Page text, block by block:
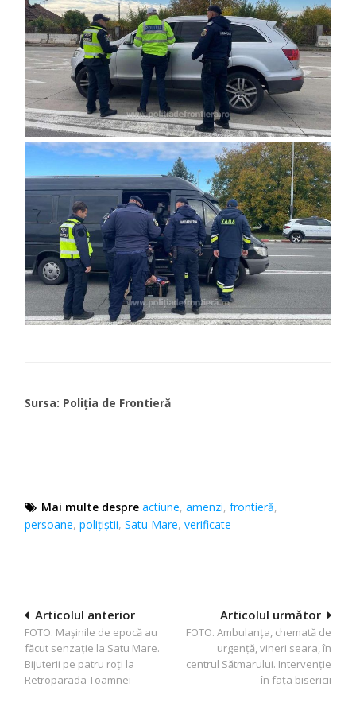
Sursa: Poliția de Frontieră
Mai multe despre actiune,amenzi,frontieră,
persoane,poliţiştii,Satu Mare,verificate
Navigare
în
articole
Articolul următor
FOTO. Ambulanța, chemată de
urgență, vineri seara, în
centrul Sătmarului. Intervenție
în fața bisericii
Articolul anterior
FOTO. Mașinile de epocă au
făcut senzație la Satu Mare.
Bijuterii pe patru roți la
Retroparada Toamnei